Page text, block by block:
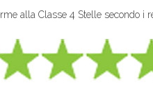
alla Classe 4 Stelle secondo